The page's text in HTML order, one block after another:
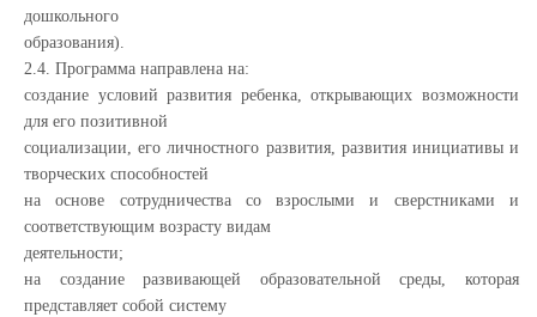
дошкольного
образования).
2.4. Программа направлена на:
создание условий развития ребенка, открывающих возможности
для его позитивной
социализации, его личностного развития, развития инициативы и
творческих способностей
на основе сотрудничества со взрослыми и сверстниками и
соответствующим возрасту видам
деятельности;
на создание развивающей образовательной среды, которая
представляет собой систему